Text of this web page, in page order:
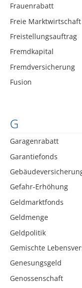
Frauenrabatt
Freie Marktwirtschaft
Freistellungsauftrag
Fremdkapital
Fremdversicherung
Fusion
G
Garagenrabatt
Garantiefonds
Gefahr-Erhöhung
Geldmarktfonds
Geldmenge
Geldpolitik
Gemischte
Genesungsgeld
Genossenschaft